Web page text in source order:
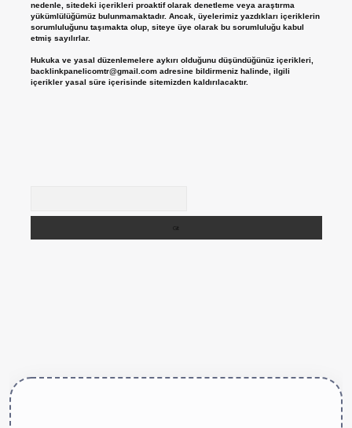
nedenle, sitedeki içerikleri proaktif olarak denetleme veya araştırma
yükümlülüğümüz bulunmamaktadır. Ancak, üyelerimiz yazdıkları içeriklerin
sorumluluğunu taşımakta olup, siteye üye olarak bu sorumluluğu kabul
etmiş sayılırlar.
Hukuka ve yasal düzenlemelere aykırı olduğunu düşündüğünüz içerikleri,
backlinkpanelicomtr@gmail.comadresine bildirmeniz halinde, ilgili
içerikler yasal süre içerisinde sitemizden kaldırılacaktır.